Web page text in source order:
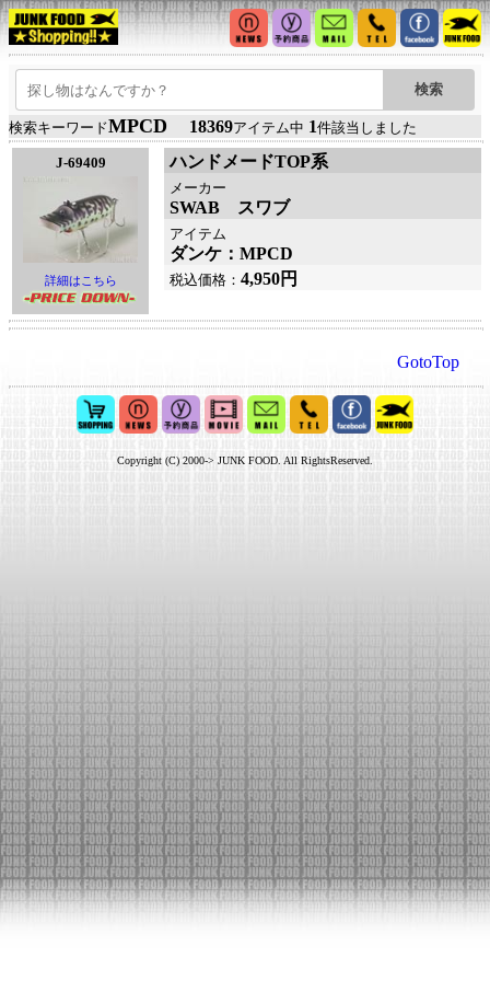
検索キーワードMPCD 18369アイテム中 1件該当しました
J-69409
詳細はこちら
ハンドメードTOP系
メーカー
SWAB スワブ
アイテム
ダンケ：MPCD
税込価格： 4,950円
GotoTop
Copyright (C) 2000-> JUNK FOOD. All RightsReserved.